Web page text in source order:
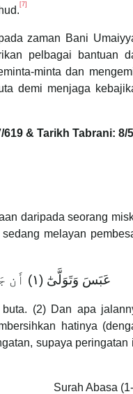
[7]
zaman Bani
pelbagai bantuan
minta dan
demi menjaga
& Tarikh Tabrani: 8/
daripada seorang
melayan
عَبَسَ وَتَوَلَّىٰٓ (١) أَن جَآءَهُ ٱلْأَعْمَىٰ (٢) وَمَا يُدْرِيكَ لَعَلَّهُۥ يَزَّكَّىٰٓ (٣) أَوْ يَذَّكَّرُ فَتَنفَعَهُ ٱلذِّكْرَىٰٓ (٤)
(2) Dan apa
hatinya
supaya peringatan
Surah Abasa